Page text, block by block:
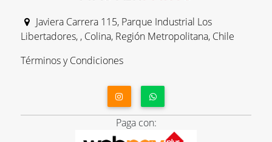
Javiera Carrera 115, Parque Industrial Los
Libertadores, , Colina, Región Metropolitana, Chile
Términos y Condiciones
Paga con: